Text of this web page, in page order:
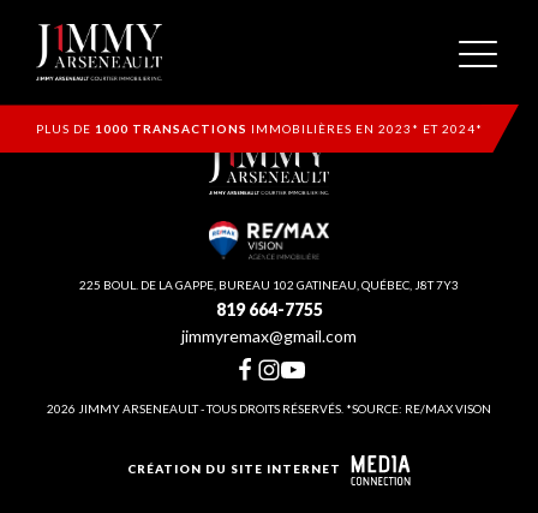
PLUS DE 1000 TRANSACTIONS IMMOBILIÈRES EN 2023* ET 2024*
225 BOUL. DE LA GAPPE, BUREAU 102 GATINEAU, QUÉBEC, J8T 7Y3
819 664-7755
jimmyremax@gmail.com
2026 JIMMY ARSENEAULT - TOUS DROITS RÉSERVÉS. *SOURCE: RE/MAX VISON
CRÉATION DU SITE INTERNET